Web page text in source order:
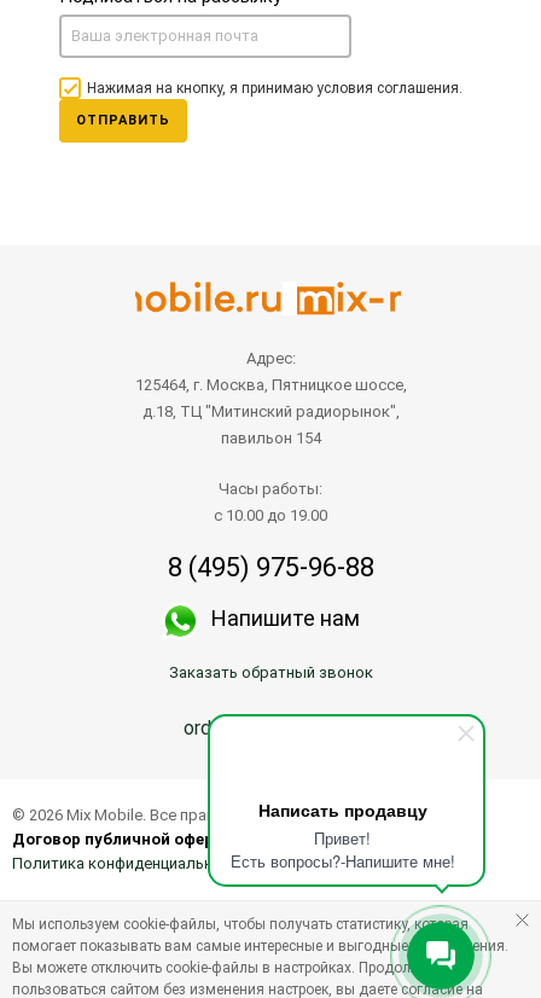
Написать продавцу
Привет!
Есть вопросы?-Напишите мне!
Нажимая на кнопку, я принимаю условия соглашения.
ОТПРАВИТЬ
Адрес:
125464, г. Москва, Пятницкое шоссе,
д.18, ТЦ "Митинский радиорынок",
павильон 154
Часы работы:
с 10.00 до 19.00
8 (495) 975-96-88
Напишите нам
Заказать обратный звонок
order@mix-mobile.ru
© 2026 Mix Mobile. Все права защищены.
Договор публичной оферты о продаже товаров
Политика конфиденциальности
Мы используем cookie-файлы, чтобы получать статистику, которая
помогает показывать вам самые интересные и выгодные предложения.
Вы можете отключить cookie-файлы в настройках. Продолжая
пользоваться сайтом без изменения настроек, вы даете согласие на